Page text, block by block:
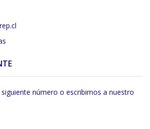
número o escribirnos a nuestro